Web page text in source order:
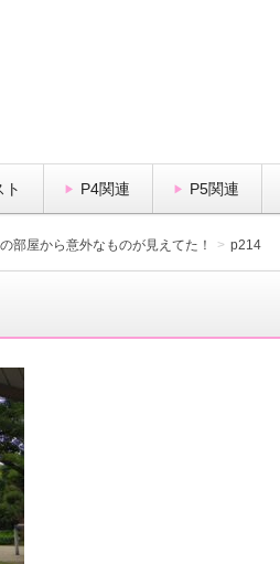
ト P4関連 P5関連
部屋から意外なものが見えてた！ p214